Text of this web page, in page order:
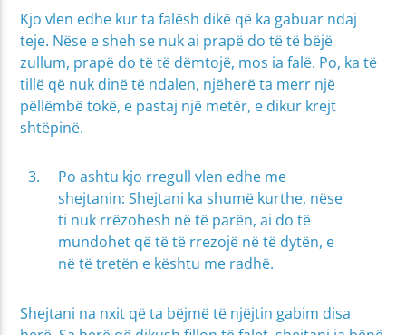
Kjo vlen edhe kur ta falësh dikë që ka gabuar ndaj
teje. Nëse e sheh se nuk ai prapë do të të bëjë
zullum, prapë do të të dëmtojë, mos ia falë. Po, ka të
tillë që nuk dinë të ndalen, njëherë ta merr një
pëllëmbë tokë, e pastaj një metër, e dikur krejt
shtëpinë.
Po ashtu kjo rregull vlen edhe me
shejtanin: Shejtani ka shumë kurthe, nëse
ti nuk rrëzohesh në të parën, ai do të
mundohet që të të rrezojë në të dytën, e
në të tretën e kështu me radhë.
Shejtani na nxit që ta bëjmë të njëjtin gabim disa